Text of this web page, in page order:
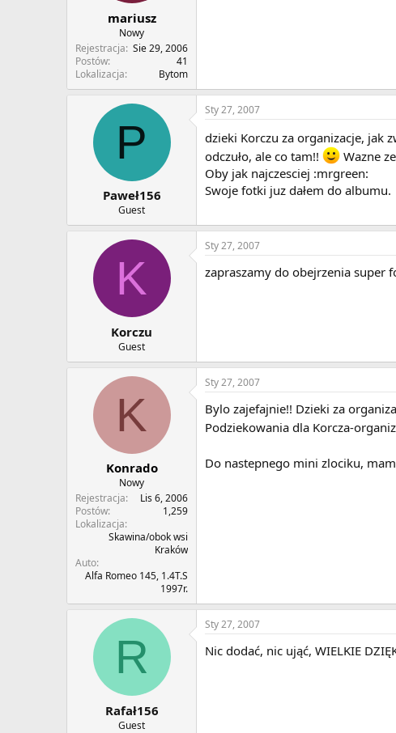
mariusz
Nowy
Rejestracja Sie 29, 2006
Postów
41
Lokalizacja
Bytom
P
Paweł156
Guest
Sty 27, 2007
dzieki Korczu za organizacje, jak
odczuło, ale co tam!!
Wazne
Oby jak najczesciej :mrgreen:
Swoje fotki juz dałem do albumu.
K
Korczu
Guest
Sty 27, 2007
zapraszamy do obejrzenia super
K
Konrado
Nowy
Rejestracja
Lis 6, 2006
Postów
1,259
Lokalizacja
Skawina/obok wsi
Kraków
Auto
Alfa Romeo 145, 1.4T.S
1997r.
Sty 27, 2007
Bylo zajefajnie!! Dzieki za
Podziekowania dla Korcza-
Do nastepnego mini zlociku,
R
Rafał156
Guest
Sty 27, 2007
Nic dodać, nic ująć, WIELKIE